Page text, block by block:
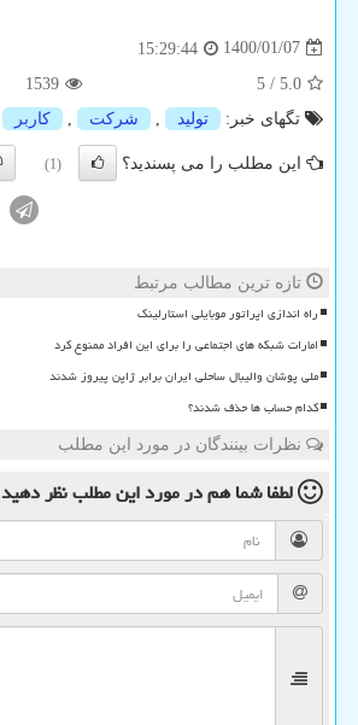
1400/01/07
15:29:44
5.0
/
5
1539
تگهای خبر:
تولید , شركت , كاربر
این مطلب را می پسندید؟ (1)
تازه ترین مطالب مرتبط
راه اندازی اپراتور موبایلی استارلینک
امارات شبکه های اجتماعی را برای این افراد ممنوع کرد
ملی پوشان والیبال ساحلی ایران برابر ژاپن پیروز شدند
کدام حساب ها حذف شدند؟
نظرات بینندگان در مورد این مطلب
لطفا شما همدر مورد این مطلبنظر دهید